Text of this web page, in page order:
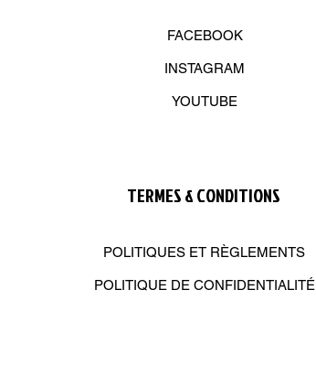
FACEBOOK
INSTAGRAM
YOUTUBE
TERMES & CONDITIONS
POLITIQUES ET RÈGLEMENTS
POLITIQUE DE CONFIDENTIALITÉ